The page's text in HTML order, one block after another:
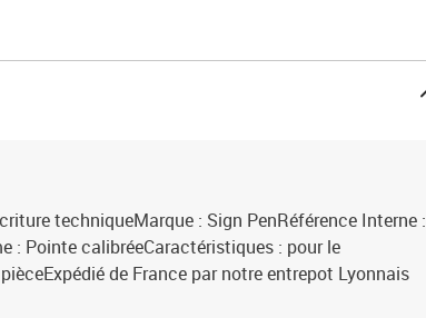
techniqueMarque : Sign PenRéférence Interne :
: Pointe calibréeCaractéristiques : pour le
de France par notre entrepot Lyonnais